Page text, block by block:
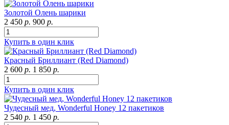
Золотой Олень шарики
2 450 р. 900 р.
Купить в один клик
Красный Бриллиант (Red Diamond)
2 600 р. 1 850 р.
Купить в один клик
Чудесный мед, Wonderful Honey 12 пакетиков
2 540 р. 1 450 р.